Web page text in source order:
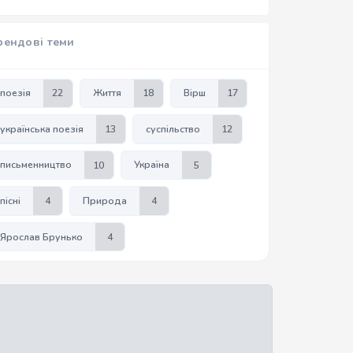
теми
поезія 22 Життя 18 Вірш 17
українська поезія 13 суспільство 12
письменництво 10 Україна 5
пісні 4 Природа 4
Ярослав Брунько 4